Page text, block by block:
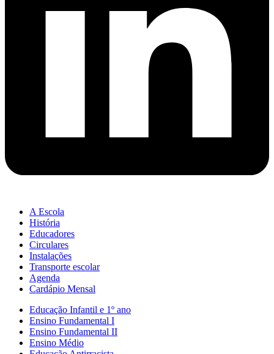
A Escola
História
Educadores
Circulares
Instalações
Transporte escolar
Agenda
Cardápio Mensal
Educação Infantil e 1º ano
Ensino Fundamental I
Ensino Fundamental II
Ensino Médio